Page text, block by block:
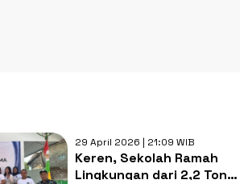
29 April 2026 | 21:09 WIB
Keren, Sekolah Ramah
Lingkungan dari 2,2 Ton